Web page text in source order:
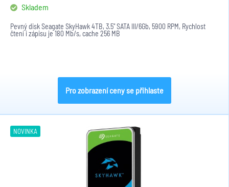
Skladem
Pevný disk Seagate SkyHawk 4TB, 3.5" SATA III/6Gb, 5900 RPM, Rychlost
čtení i zápisu je 180 Mb/s, cache 256 MB
Pro zobrazení ceny se přihlaste
NOVINKA